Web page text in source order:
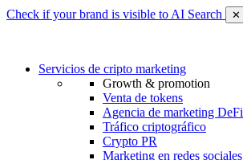
Check if your brand is visible to AI Search ✕
Servicios de cripto marketing
Growth & promotion
Venta de tokens
Agencia de marketing DeFi
Tráfico criptográfico
Crypto PR
Marketing en redes sociales